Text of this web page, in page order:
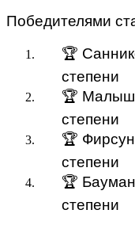
Победителями
🏆
степени
🏆
степени
🏆
степени
🏆
степени